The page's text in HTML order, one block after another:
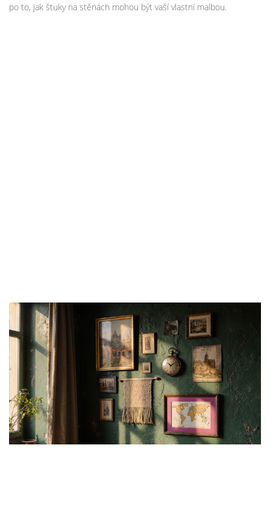
po to, jak štuky na stěnách mohou být vaší vlastní malbou.